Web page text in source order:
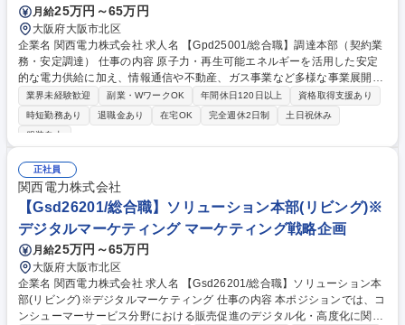
月給25万円～65万円
大阪府大阪市北区
企業名 関西電力株式会社 求人名 【Gpd25001/総合職】調達本部（契約業
務・安定調達） 仕事の内容 原子力・再生可能エネルギーを活用した安定
的な電力供給に加え、情報通信や不動産、ガス事業など多様な事業展開を
している当社で、長期的に安定したサプライチェーン構築に向け取り組ん
でいただきます。 取引先において経営者の後継や職人等の人材不足、脆弱
な経営基盤であるなど、サプライチェーン上の課題について、社内外連携
構築、リスク管理 ・安定調達に向けた課題解決 ・原価低減による競争力
確保 募集職種 【Gpd25001/総合職】調達本部（契約業務・安定調達）
業界未経験歓迎 副業・WワークOK 年間休日120日以上
資格取得支援あり
時短勤務あり
退職金あり 在宅OK 完全週休2日制
土日祝休み
服装自由
正社員
関西電力株式会社
【Gsd26201/総合職】ソリューション本部(リビング)※
デジタルマーケティング マーケティング戦略企画
月給25万円～65万円
大阪府大阪市北区
企業名 関西電力株式会社 求人名 【Gsd26201/総合職】ソリューション本
部(リビング)※デジタルマーケティング 仕事の内容 本ポジションでは、コ
ンシューマーサービス分野における販売促進のデジタル化・高度化に関す